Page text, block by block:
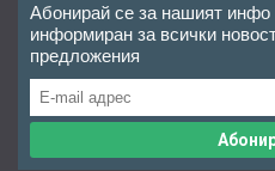
Абонирай се за нашият
информиран за всички
предложения